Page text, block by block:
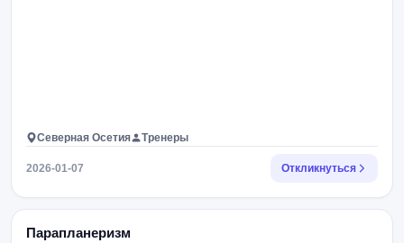
Северная Осетия Тренеры
2026-01-07 Откликнуться
Парапланеризм